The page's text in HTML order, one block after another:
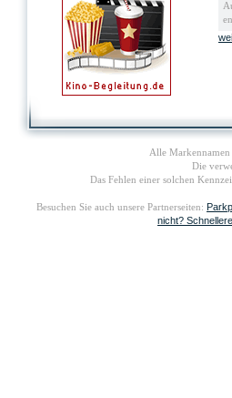
Alle
Die
Das Fehlen einer solchen
Besuchen Sie auch unsere Partnerseiten:
nicht?